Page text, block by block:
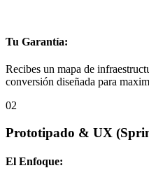
Tu Garantía:
Recibes un mapa de
conversión diseñada para
02
Prototipado & UX
El Enfoque: